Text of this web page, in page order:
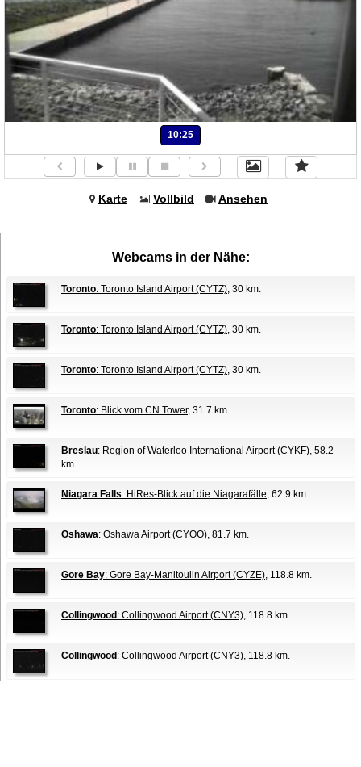
10:25
Karte Vollbild Ansehen
Webcams in der Nähe:
Toronto: Toronto Island Airport (CYTZ), 30 km.
Toronto: Toronto Island Airport (CYTZ), 30 km.
Toronto: Toronto Island Airport (CYTZ), 30 km.
Toronto: Blick vom CN Tower, 31.7 km.
Breslau: Region of Waterloo International Airport (CYKF), 58.2
km.
Niagara Falls: HiRes-Blick auf die Niagarafälle, 62.9 km.
Oshawa: Oshawa Airport (CYOO), 81.7 km.
Gore Bay: Gore Bay-Manitoulin Airport (CYZE), 118.8 km.
Collingwood : Collingwood Airport (CNY3), 118.8 km.
Collingwood : Collingwood Airport (CNY3), 118.8 km.